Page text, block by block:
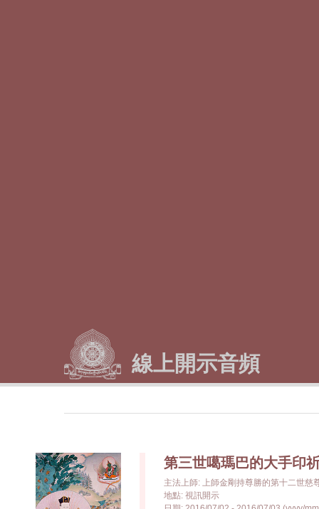
線上開示音頻
第三世噶瑪巴的大手印
主法上師: 上師金剛持尊勝的第十二世慈
地點: 視訊開示